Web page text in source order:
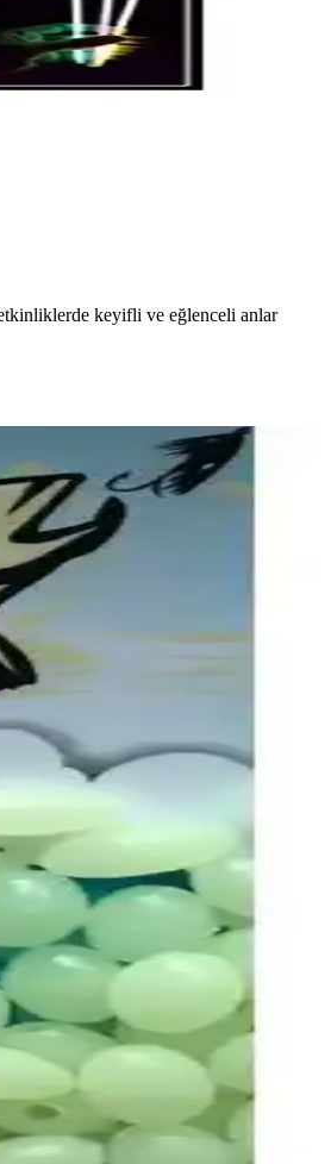
keyifli ve eğlenceli anlar
sağlar; bakım talimatlarına uyum
seçimi yapmanıza yardımcı
ile öne çıkar.
projelerinize canlılık katın.
rehberlik sağlar.
dostu malzemelerle tasarlanmıştır.